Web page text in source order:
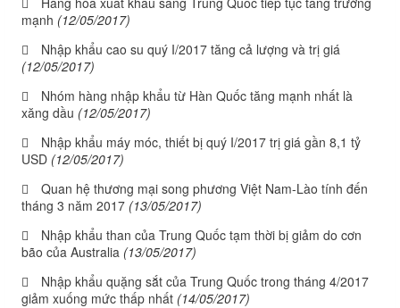
mạnh (12/05/2017)
Nhập khẩu cao su quý I/2017 tăng cả lượng và trị giá
(12/05/2017)
Nhóm hàng nhập khẩu từ Hàn Quốc tăng mạnh nhất là
xăng dầu (12/05/2017)
Nhập khẩu máy móc, thiết bị quý I/2017 trị giá gần 8,1 tỷ
USD (12/05/2017)
Quan hệ thương mại song phương Việt Nam-Lào tính đến
tháng 3 năm 2017 (13/05/2017)
Nhập khẩu than của Trung Quốc tạm thời bị giảm do cơn
bão của Australia (13/05/2017)
Nhập khẩu quặng sắt của Trung Quốc trong tháng 4/2017
giảm xuống mức thấp nhất (14/05/2017)